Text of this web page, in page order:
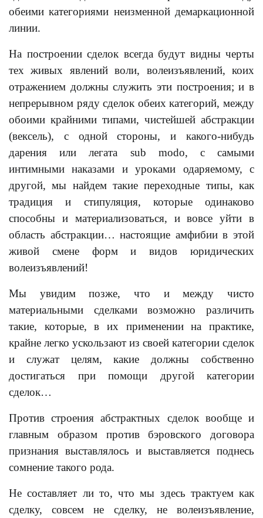
обеими категориями неизменной демаркационной
линии.
На построении сделок всегда будут видны черты
тех живых явлений воли, волеизъявлений, коих
отражением должны служить эти построения; и в
непрерывном ряду сделок обеих категорий, между
обоими крайними типами, чистейшей абстракции
(вексель), с одной стороны, и какого-нибудь
дарения или легата sub modo, с самыми
интимными наказами и уроками одаряемому, с
другой, мы найдем такие переходные типы, как
традиция и стипуляция, которые одинаково
способны и материализоваться, и вовсе уйти в
область абстракции… настоящие амфибии в этой
живой смене форм и видов юридических
волеизъявлений!
Мы увидим позже, что и между чисто
материальными сделками возможно различить
такие, которые, в их применении на практике,
крайне легко ускользают из своей категории сделок
и служат целям, какие должны собственно
достигаться при помощи другой категории
сделок…
Против строения абстрактных сделок вообще и
главным образом против бэровского договора
признания выставлялось и выставляется поднесь
сомнение такого рода.
Не составляет ли то, что мы здесь трактуем как
сделку, совсем не сделку, не волеизъявление,